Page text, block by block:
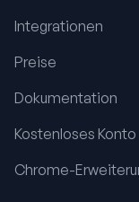
Integrationen
Preise
Dokumentation
Kostenloses Konto
Chrome-